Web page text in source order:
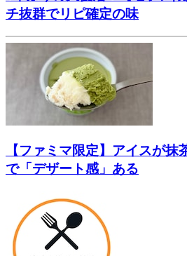
チ抜群でリピ確定の味
【ファミマ限定】アイスが抹
で「デザート感」ある